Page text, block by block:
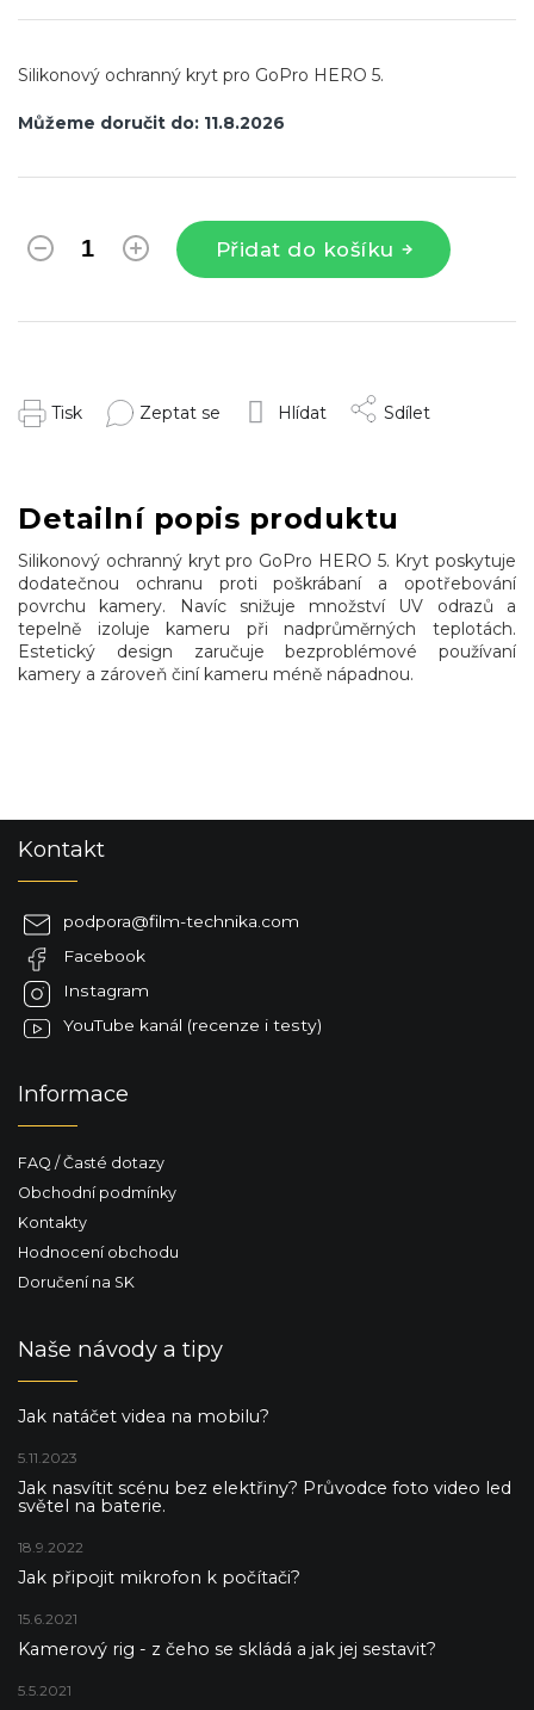
cena:
Můžeme doručit do: 11.8.2026
Přidat do košíku
Silikonový ochranný kryt pro GoPro HERO 5.
Tisk Zeptat se Hlídat Sdílet
Detailní popis produktu
Silikonový ochranný kryt pro GoPro HERO 5. Kryt poskytuje
dodatečnou ochranu proti poškrábaní a opotřebování
povrchu kamery. Navíc snižuje množství UV odrazů a
tepelně izoluje kameru při nadprůměrných teplotách.
Estetický design zaručuje bezproblémové používaní
kamery a zároveň činí kameru méně nápadnou.
Kontakt
podpora@film-technika.com
Facebook
Instagram
YouTube kanál (recenze i testy)
Informace
FAQ / Časté dotazy
Obchodní podmínky
Kontakty
Hodnocení obchodu
Doručení na SK
Naše návody a tipy
Jak natáčet videa na mobilu?
5.11.2023
Jak nasvítit scénu bez elektřiny? Průvodce foto video led
světel na baterie.
18.9.2022
Jak připojit mikrofon k počítači?
15.6.2021
Kamerový rig - z čeho se skládá a jak jej sestavit?
5.5.2021